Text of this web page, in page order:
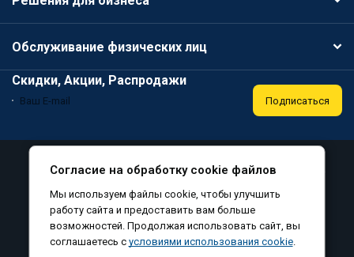
Обслуживание физических лиц
Скидки, Акции, Распродажи
Подписаться
Специальная оценка условий трудаПубличная оферта
Политика конфиденциальности
Соглашение на обработку персональных данных
Согласие на обработку файлов cookie
Согласие на обработку cookie файлов
Мы используем файлы cookie, чтобы улучшить
работу сайта и предоставить вам больше
возможностей. Продолжая использовать сайт, вы
соглашаетесь с условиями использования cookie.